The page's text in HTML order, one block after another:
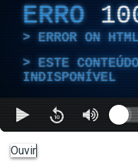
ERRO
ERROR ON
ESTE
INDISPONÍVEL
Ouvir